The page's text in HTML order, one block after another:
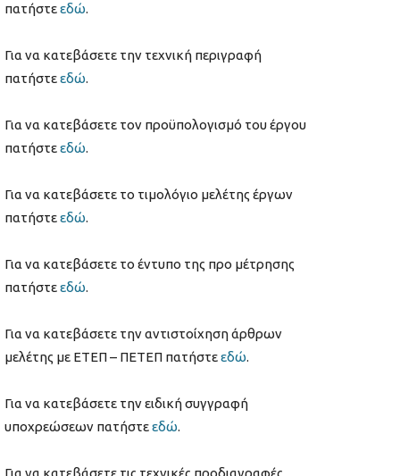
πατήστεεδώ.
Για να κατεβάσετε την τεχνική περιγραφή
πατήστεεδώ.
Για να κατεβάσετε τον προϋπολογισμό του έργου
πατήστεεδώ.
Για να κατεβάσετε το τιμολόγιο μελέτης έργων
πατήστεεδώ.
Για να κατεβάσετε το έντυπο της προ μέτρησης
πατήστεεδώ.
Για να κατεβάσετε την αντιστοίχηση άρθρων
μελέτης με ΕΤΕΠ – ΠΕΤΕΠ πατήστεεδώ.
Για να κατεβάσετε την ειδική συγγραφή
υποχρεώσεων πατήστεεδώ.
Για να κατεβάσετε τις τεχνικές προδιαγραφές